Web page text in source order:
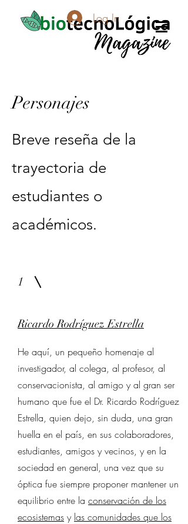
Log In
Personajes
Breve reseña de la
trayectoria de
estudiantes o
académicos.
1
Ricardo Rodríguez Estrella
He aquí, un pequeño homenaje al
investigador, al colega, al profesor, al
conservacionista, al amigo y al gran ser
humano que fue el Dr. Ricardo Rodríguez
Estrella, quien dejo, sin duda, una gran
huella en el país, en sus colaboradores,
estudiantes, amigos y vecinos, y en la
sociedad en general, una vez que su
óptica fue siempre proponer mantener un
equilibrio entre la conservación de los
ecosistemas y las comunidades que los